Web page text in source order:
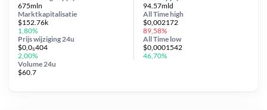
675mln
Prijs wijziging 24u
$0,0₅404
2,00%
94.57mld
Marktkapitalisatie
$152.76k
1,80%
Volume 24u
$60.7
All Timehigh
$0,002172
89,58%
All Time low
$0,0001542
46,70%